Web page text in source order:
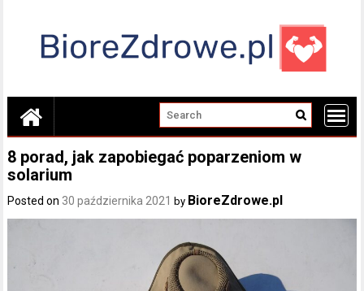
8 porad, jak zapobiegać poparzeniom w
solarium
Posted on 30 października 2021 by BioreZdrowe.pl